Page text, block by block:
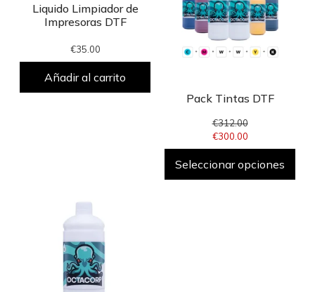
Liquido Limpiador de
Impresoras DTF
€35.00
Añadir al carrito
Pack Tintas DTF
€312.00
€300.00
Seleccionar opciones